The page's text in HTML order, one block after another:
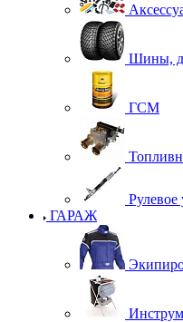
Шины,
ГСМ
Рулевое
ГАРАЖ